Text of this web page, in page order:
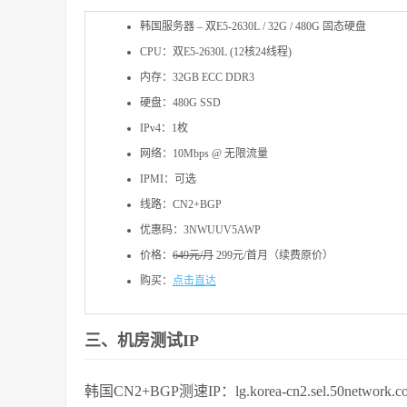
韩国服务器 – 双E5-2630L / 32G / 480G 固态硬盘
CPU：双E5-2630L (12核24线程)
内存：32GB ECC DDR3
硬盘：480G SSD
IPv4：1枚
网络：10Mbps @ 无限流量
IPMI：可选
线路：CN2+BGP
优惠码：3NWUUV5AWP
价格： 649元/月 299元/首月（续费原价）
购买： 点击直达
三、机房测试IP
韩国CN2+BGP测速IP：lg.korea-